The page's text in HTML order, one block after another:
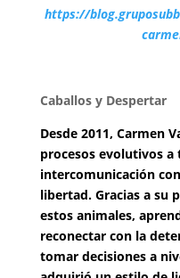
https://
Caballos y Despertar
Desde 2011, Carmen
procesos evolutivos a
intercomunicación
libertad. Gracias a su
estos animales,
reconectar con la
tomar decisiones a